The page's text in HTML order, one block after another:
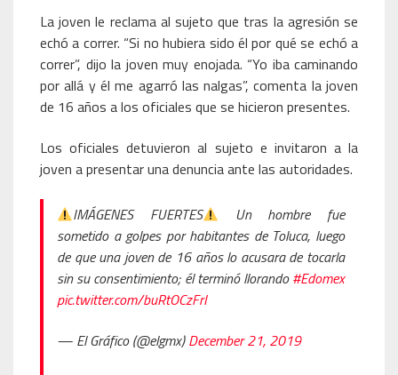
La joven le reclama al sujeto que tras la agresión se
echó a correr. “Si no hubiera sido él por qué se echó a
correr”, dijo la joven muy enojada. “Yo iba caminando
por allá y él me agarró las nalgas”, comenta la joven
de 16 años a los oficiales que se hicieron presentes.
Los oficiales detuvieron al sujeto e invitaron a la
joven a presentar una denuncia ante las autoridades.
IMÁGENES FUERTES
Un hombre fue
sometido a golpes por habitantes de Toluca, luego
de que una joven de 16 años lo acusara de tocarla
sin su consentimiento; él terminó llorando#Edomex
pic.twitter.com/buRtOCzFrI
— El Gráfico (@elgmx)December 21, 2019